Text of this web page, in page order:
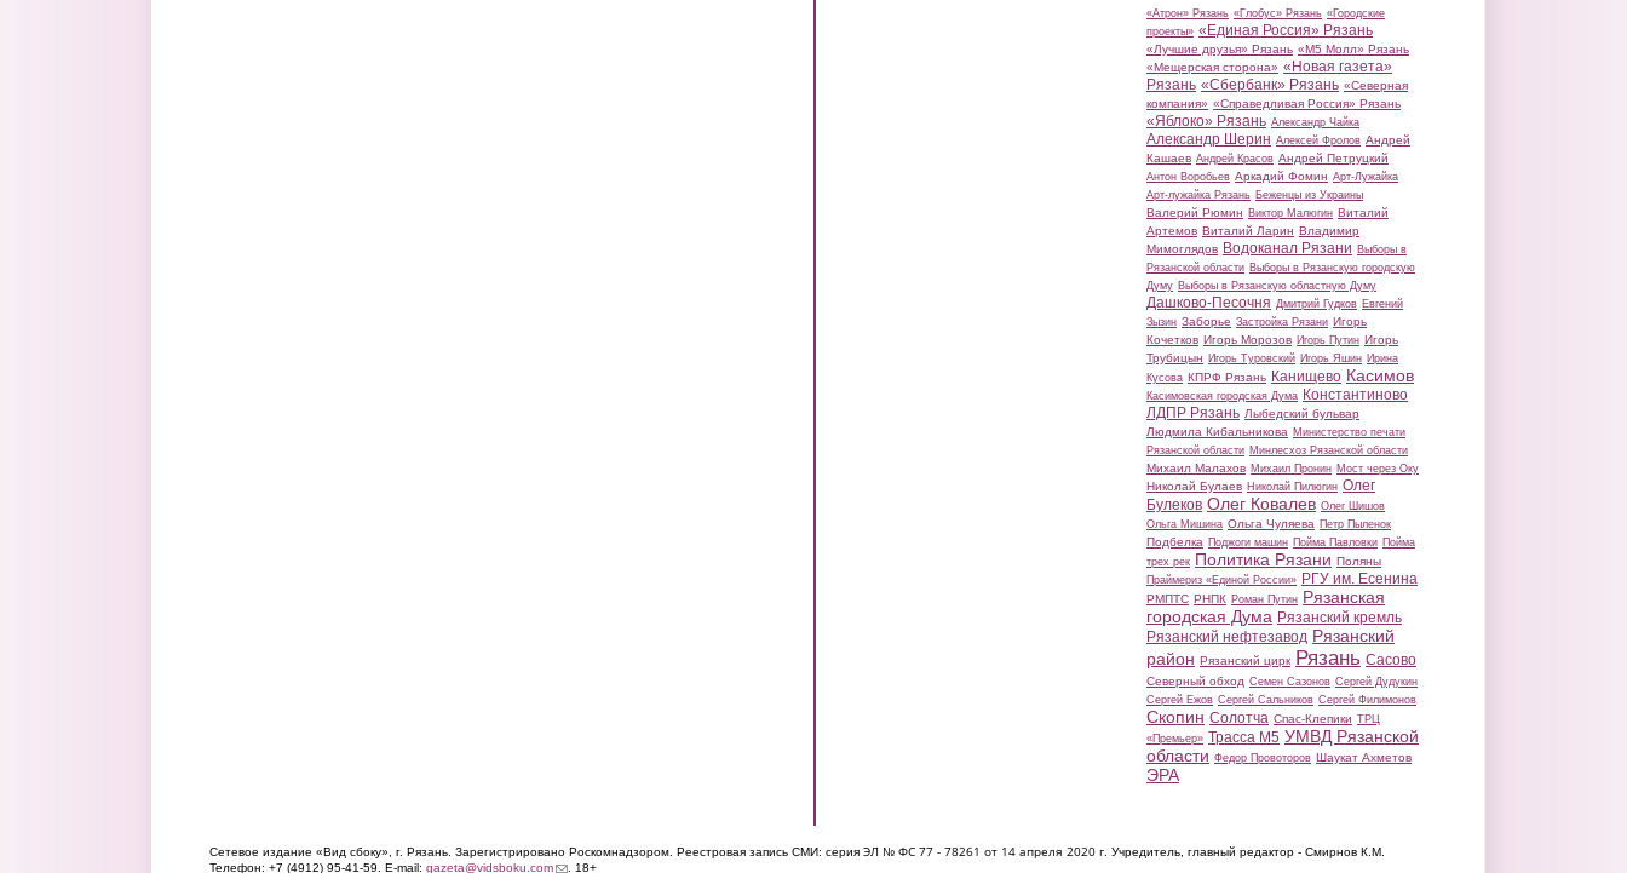
«Атрон» Рязань «Глобус» Рязань «Городские
проекты» «Единая Россия» Рязань
«Лучшие друзья» Рязань «М5 Молл» Рязань
«Мещерская сторона» «Новая газета»
Рязань «Сбербанк» Рязань «Северная
компания» «Справедливая Россия» Рязань
«Яблоко» Рязань Александр Чайка
Александр Шерин Алексей Фролов Андрей
Кашаев Андрей Красов Андрей Петруцкий
Антон Воробьев Аркадий Фомин Арт-Лужайка
Арт-лужайка Рязань Беженцы из Украины
Валерий Рюмин Виктор Малюгин Виталий
Артемов Виталий Ларин Владимир
Мимоглядов Водоканал Рязани Выборы в
Рязанской области Выборы в Рязанскую городскую
Думу Выборы в Рязанскую областную Думу
Дашково-Песочня Дмитрий Гудков Евгений
Зызин Заборье Застройка Рязани Игорь
Кочетков Игорь Морозов Игорь Путин Игорь
Трубицын Игорь Туровский Игорь Яшин Ирина
Кусова КПРФ Рязань Канищево Касимов
Касимовская городская Дума Константиново
ЛДПР Рязань Лыбедский бульвар
Людмила Кибальникова Министерство печати
Рязанской области Минлесхоз Рязанской области
Михаил Малахов Михаил Пронин Мост через Оку
Николай Булаев Николай Пилюгин Олег
Булеков Олег Ковалев Олег Шишов
Ольга Мишина Ольга Чуляева Петр Пыленок
Подбелка Поджоги машин Пойма Павловки Пойма
трех рек Политика Рязани Поляны
Праймериз «Единой России» РГУ им. Есенина
РМПТС РНПК Роман Путин Рязанская
городская Дума Рязанский кремль
Рязанский нефтезавод Рязанский
район Рязанский цирк Рязань Сасово
Северный обход Семен Сазонов Сергей Дудукин
Сергей Ежов Сергей Сальников Сергей Филимонов
Скопин Солотча Спас-Клепики ТРЦ
«Премьер» Трасса М5 УМВД Рязанской
области Федор Провоторов Шаукат Ахметов
ЭРА
Сетевое издание «Вид сбоку», г. Рязань. Зарегистрировано Роскомнадзором. Реестровая запись СМИ: серия ЭЛ № ФС 77 - 78261 от 14 апреля 2020 г. Учредитель, главный редактор - Смирнов К.М.
Телефон: +7 (4912) 95-41-59. E-mail: gazeta@vidsboku.com(link sends e-mail)
. 18+